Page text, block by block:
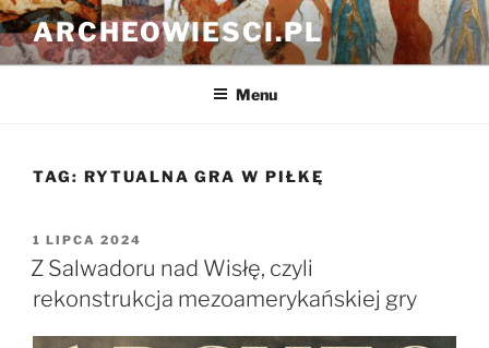
Przejdź
do
treści
ARCHEOWIESCI.PL
Menu
TAG: RYTUALNA GRA W PIŁKĘ
OPUBLIKOWANE
W
1 LIPCA 2024
Z Salwadoru nad Wisłę, czyli
rekonstrukcja mezoamerykańskiej gry